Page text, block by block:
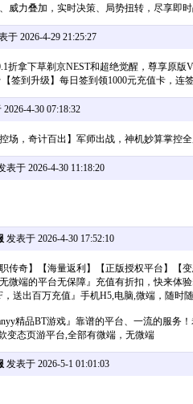
威力叠加，实时决策、局势扭转，尽享即
于 2026-4-29 21:25:27
折拿下草剃京NEST和超绝觉醒，尊享原
签到升级】每日签到领1000元充值卡，连
4-30 07:18:32
场，奇计百出】军师出战，神机妙算掌控
表于 2026-4-30 11:18:20
发表于 2026-4-30 17:52:10
传奇】【海量返利】【正版授权平台】【变
微端的平台无保障』充值有折扣，快来体验
，送出百万充值』手机H5,电脑,微端，随时
BT游戏』靠谱的平台、一流的服务！老
页游平台,全部有微端，无微端
发表于 2026-5-1 01:01:03